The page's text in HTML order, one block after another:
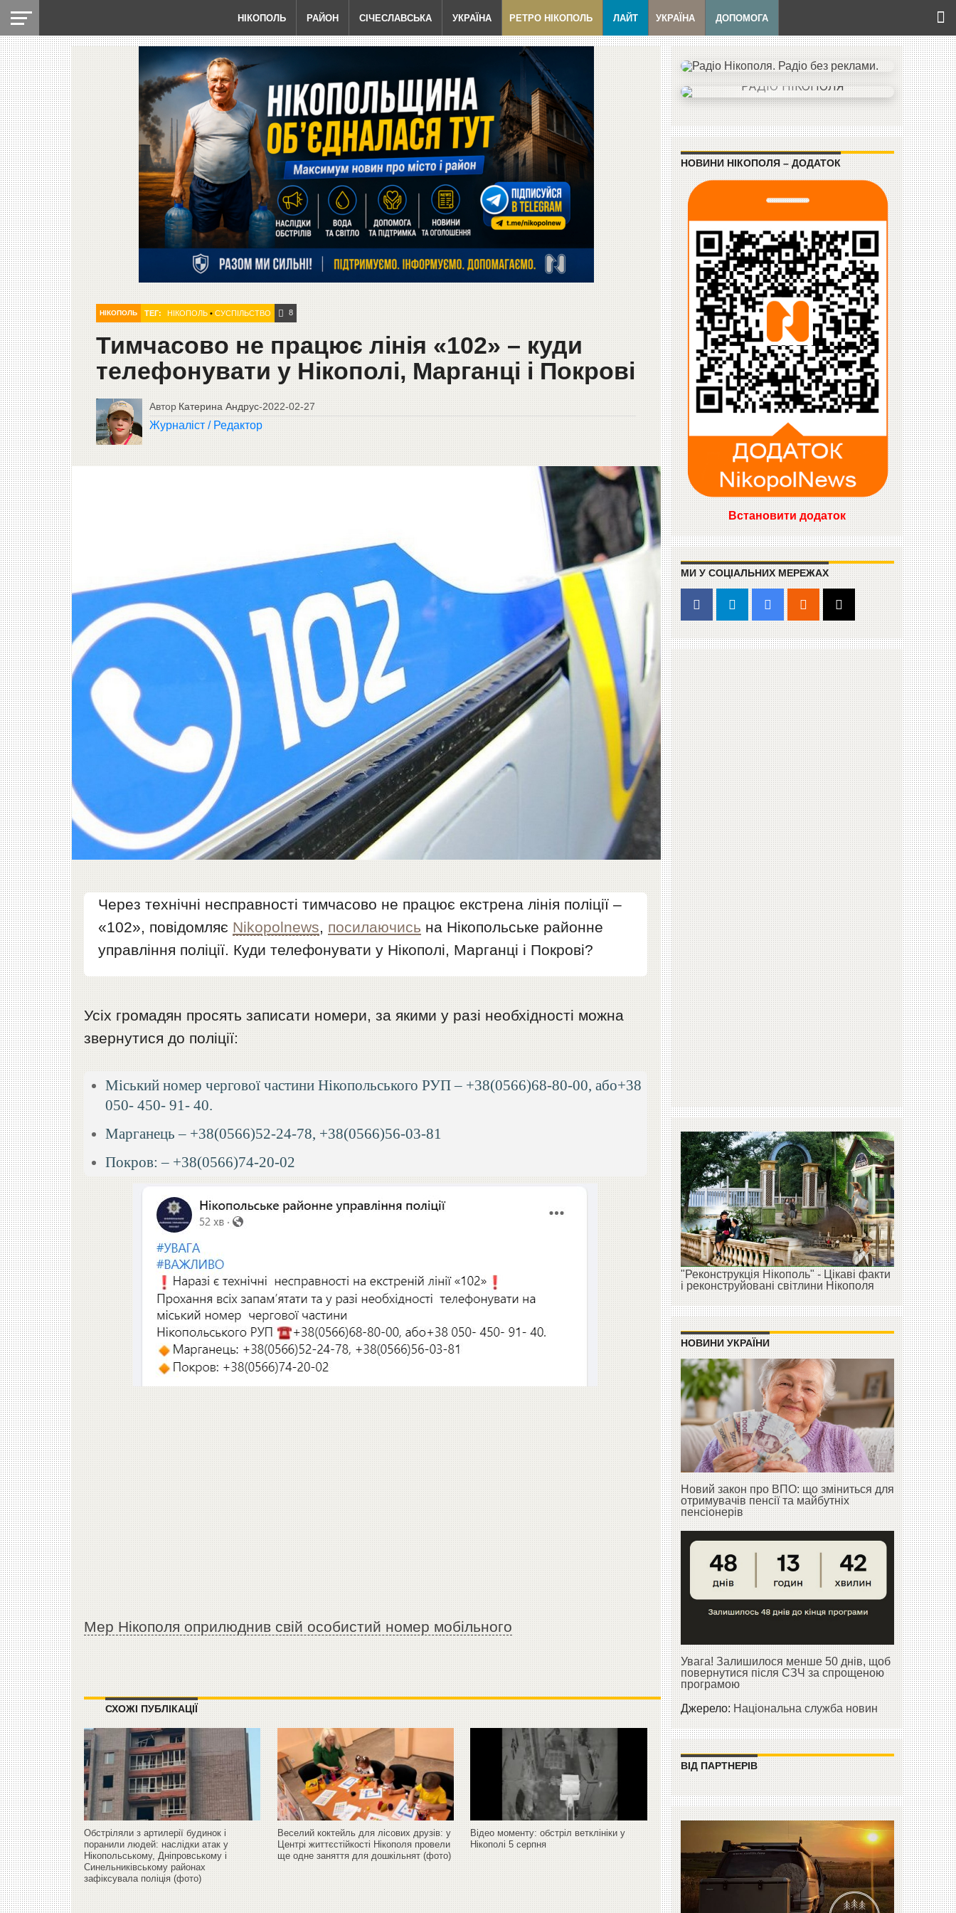
НІКОПОЛЬ РАЙОН СІЧЕСЛАВСЬКА УКРАЇНА РЕТРО НІКОПОЛЬ ЛАЙТ УКРАЇНА ДОПОМОГА
НІКОПОЛЬ ТЕГ: НІКОПОЛЬ• СУСПІЛЬСТВО 8
Тимчасово не працює лінія «102» – куди
телефонувати у Нікополі, Марганці і Покрові
Автор Катерина Андрус-2022-02-27
Журналіст / Редактор
Через технічні несправності тимчасово не працює екстрена лінія поліції –
«102», повідомляє Nikopolnews, посилаючись на Нікопольське районне
управління поліції. Куди телефонувати у Нікополі, Марганці і Покрові?
Усіх громадян просять записати номери, за якими у разі необхідності можна
звернутися до поліції:
Міський номер чергової частини Нікопольського РУП – +38(0566)68-80-00, або+38
050- 450- 91- 40.
Марганець – +38(0566)52-24-78, +38(0566)56-03-81
Покров: – +38(0566)74-20-02
Мер Нікополя оприлюднив свій особистий номер мобільного
СХОЖІ ПУБЛІКАЦІЇ
Обстріляли з артилерії будинок і
поранили людей: наслідки атак у
Нікопольському, Дніпровському і
Синельниківському районах
зафіксувала поліція (фото)
Веселий коктейль для лісових друзів: у
Центрі життєстійкості Нікополя провели
ще одне заняття для дошкільнят (фото)
Відео моменту: обстріл ветклініки у
Нікополі 5 серпня
НОВИНИ НІКОПОЛЯ – ДОДАТОК
Встановити додаток
МИ У СОЦІАЛЬНИХ МЕРЕЖАХ
"Реконструкція Нікополь" - Цікаві факти
і реконструйовані світлини Нікополя
НОВИНИ УКРАЇНИ
Новий закон про ВПО: що зміниться для
отримувачів пенсії та майбутніх
пенсіонерів
Увага! Залишилося менше 50 днів, щоб
повернутися після СЗЧ за спрощеною
програмою
Джерело:Національна служба новин
ВІД ПАРТНЕРІВ